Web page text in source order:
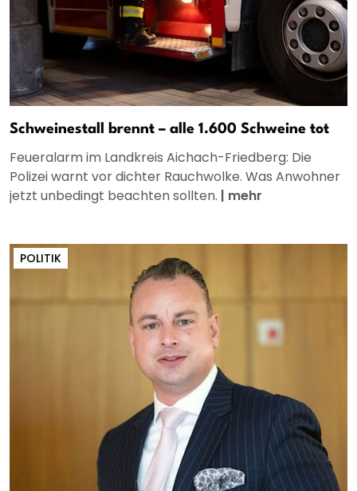
Schweinestall brennt – alle 1.600 Schweine tot
Feueralarm im Landkreis Aichach-Friedberg: Die
Polizei warnt vor dichter Rauchwolke. Was Anwohner
jetzt unbedingt beachten sollten. | mehr
POLITIK